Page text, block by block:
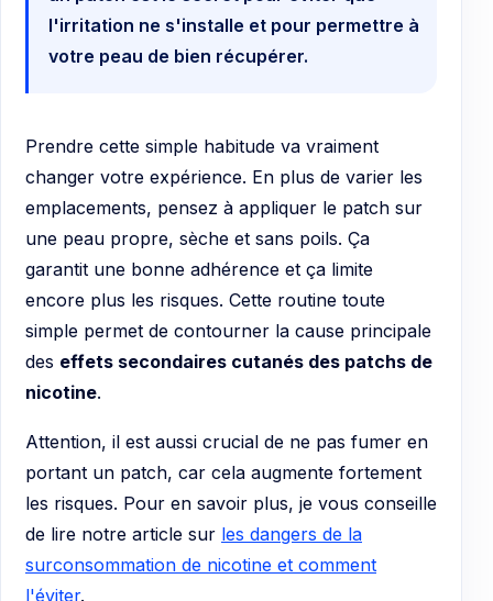
l'irritation ne s'installe et pour permettre à
votre peau de bien récupérer.
Prendre cette simple habitude va vraiment
changer votre expérience. En plus de varier les
emplacements, pensez à appliquer le patch sur
une peau propre, sèche et sans poils. Ça
garantit une bonne adhérence et ça limite
encore plus les risques. Cette routine toute
simple permet de contourner la cause principale
des effets secondaires cutanés des patchs de
nicotine.
Attention, il est aussi crucial de ne pas fumer en
portant un patch, car cela augmente fortement
les risques. Pour en savoir plus, je vous conseille
de lire notre article sur les dangers de la
surconsommation de nicotine et comment
l'éviter.